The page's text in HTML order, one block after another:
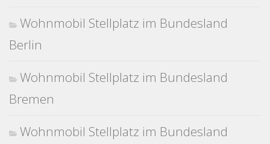
Wohnmobil Stellplatz im Bundesland
Berlin
Wohnmobil Stellplatz im Bundesland
Bremen
Wohnmobil Stellplatz im Bundesland